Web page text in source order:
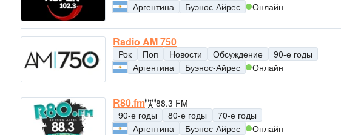
Аргентина
Буэнос-Айрес Онлайн
Radio AM 750
Рок Поп Новости Обсуждение
90-е годы
Аргентина
Буэнос-Айрес Онлайн
R80.fm
88.3 FM
90-е годы
80-е годы
70-е годы
Аргентина
Буэнос-Айрес Онлайн